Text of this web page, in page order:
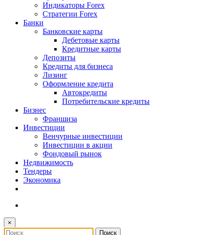
Индикаторы Forex
Стратегии Forex
Банки
Банковские карты
Дебетовые карты
Кредитные карты
Депозиты
Кредиты для бизнеса
Лизинг
Оформление кредита
Автокредиты
Потребительские кредиты
Бизнес
Франшиза
Инвестиции
Венчурные инвестиции
Инвестиции в акции
Фондовый рынок
Недвижимость
Тендеры
Экономика
×